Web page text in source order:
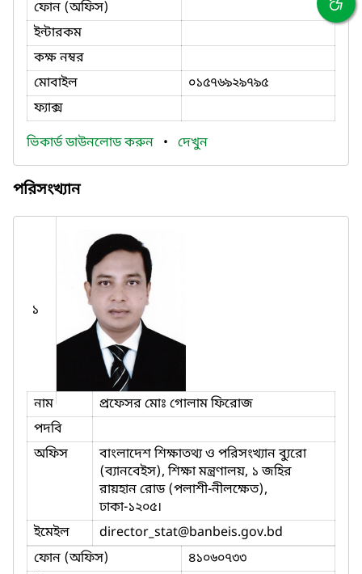
ফোন (অফিস)
ইন্টারকম
কক্ষ নম্বর
মোবাইল
০১৫৭৬৯২৯৭৯৫
ফ্যাক্স
ভিকার্ড ডাউনলোড করুন • দেখুন
পরিসংখ্যান
১
নাম
প্রফেসর মোঃ গোলাম ফিরোজ
পদবি
অফিস
বাংলাদেশ শিক্ষাতথ্য ও পরিসংখ্যান ব্যুরো
(ব্যানবেইস), শিক্ষা মন্ত্রণালয়, ১ জহির
রায়হান রোড (পলাশী-নীলক্ষেত),
ঢাকা-১২০৫।
ইমেইল
director_stat@banbeis.gov.bd
ফোন (অফিস)
৪১০৬০৭৩৩